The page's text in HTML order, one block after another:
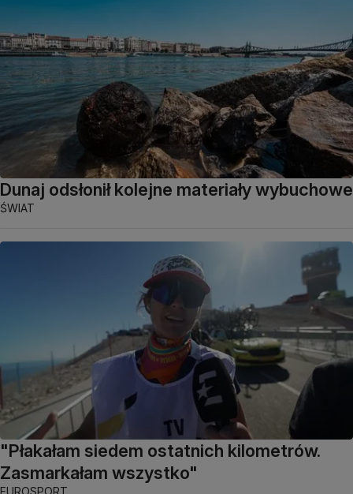
Dunaj odsłonił kolejne materiały wybuchowe
ŚWIAT
"Płakałam siedem ostatnich kilometrów.
Zasmarkałam wszystko"
EUROSPORT